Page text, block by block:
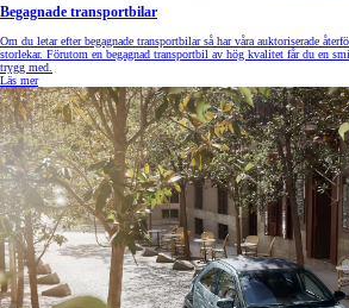
Begagnade transportbilar
Om du letar efter begagnade transportbilar så har våra auktoriserade
storlekar. Förutom en begagnad transportbil av hög kvalitet får du en
trygg med.
Läs mer